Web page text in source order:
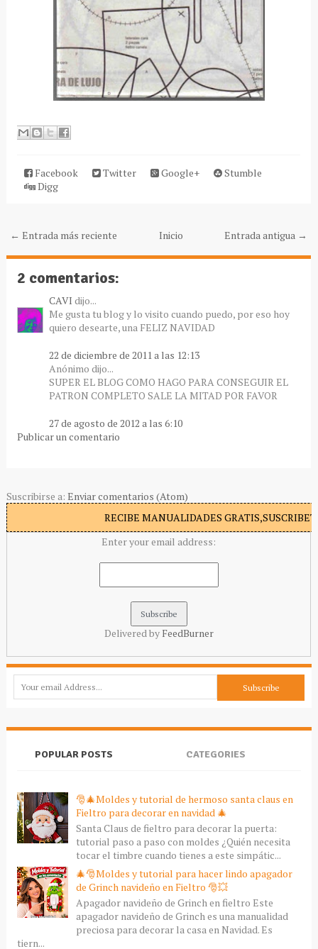
Facebook Twitter Google+
Stumble
Digg
← Entrada más reciente Entrada antigua →
Inicio
2 comentarios:
CAVI dijo...
Me gusta tu blog y lo visito cuando puedo, por eso hoy
quiero desearte, una FELIZ NAVIDAD
22 de diciembre de 2011 a las 12:13
Anónimo dijo...
SUPER EL BLOG COMO HAGO PARA CONSEGUIR EL
PATRON COMPLETO SALE LA MITAD POR FAVOR
27 de agosto de 2012 a las 6:10
Publicar un comentario
Suscribirse a: Enviar comentarios (Atom)
RECIBE MANUALIDADES
Enter your email address:
Delivered by FeedBurner
POPULAR POSTS CATEGORIES
🎅🎄Moldes y tutorial de hermoso santa claus en
Fieltro para decorar en navidad 🎄
Santa Claus de fieltro para decorar la puerta:
tutorial paso a paso con moldes ¿Quién necesita
tocar el timbre cuando tienes a este simpátic...
🎄🎅Moldes y tutorial para hacer lindo apagador
de Grinch navideño en Fieltro 🎅💥
Apagador navideño de Grinch en fieltro Este
apagador navideño de Grinch es una manualidad
preciosa para decorar la casa en Navidad. Es
tiern...